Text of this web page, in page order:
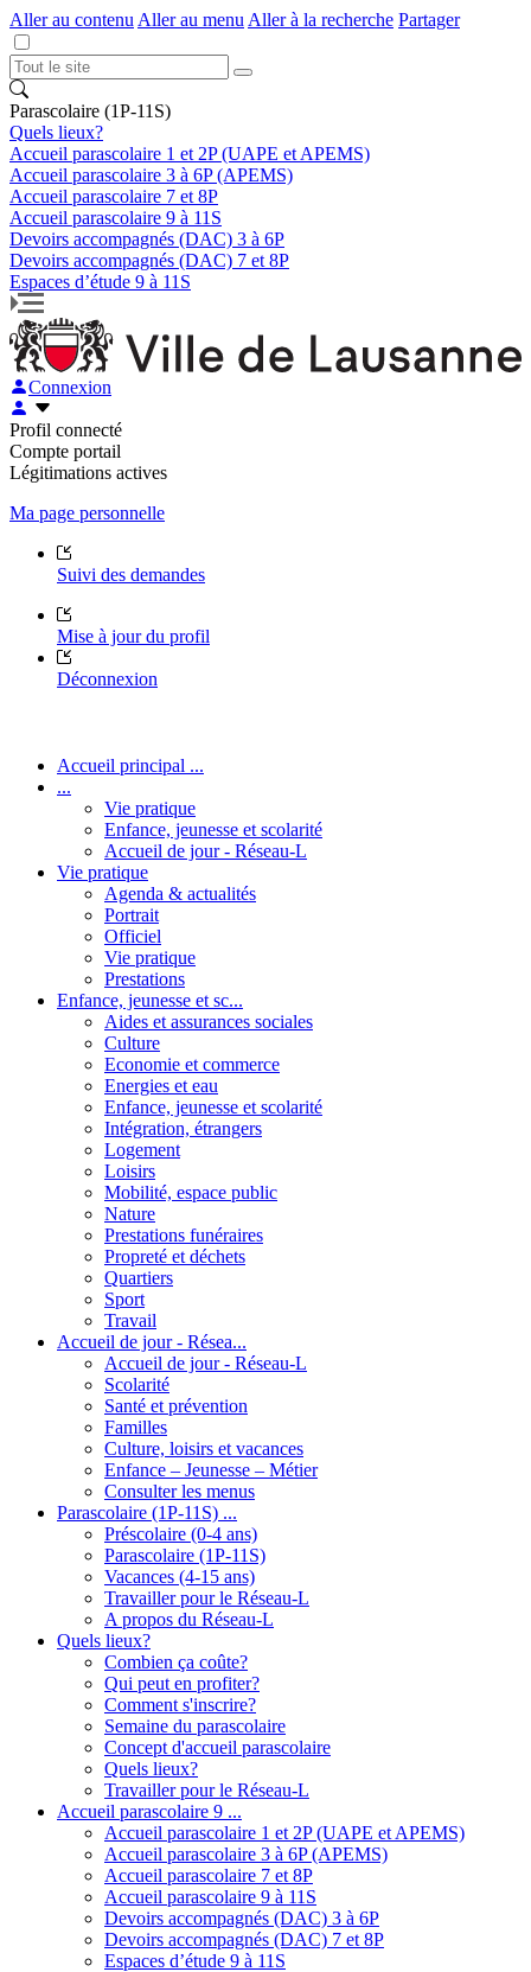
Aller au contenu Aller au menu Aller à la recherche Partager
Parascolaire (1P-11S)
Quels lieux?
Accueil parascolaire 1 et 2P (UAPE et APEMS)
Accueil parascolaire 3 à 6P (APEMS)
Accueil parascolaire 7 et 8P
Accueil parascolaire 9 à 11S
Devoirs accompagnés (DAC) 3 à 6P
Devoirs accompagnés (DAC) 7 et 8P
Espaces d’étude 9 à 11S
Connexion
Profil connecté
Compte portail
Légitimations actives
Ma page personnelle
Suivi des demandes
Mise à jour du profil
Déconnexion
Accueil principal ...
...
Vie pratique
Enfance, jeunesse et scolarité
Accueil de jour - Réseau-L
Vie pratique
Agenda & actualités
Portrait
Officiel
Vie pratique
Prestations
Enfance, jeunesse et sc...
Aides et assurances sociales
Culture
Economie et commerce
Energies et eau
Enfance, jeunesse et scolarité
Intégration, étrangers
Logement
Loisirs
Mobilité, espace public
Nature
Prestations funéraires
Propreté et déchets
Quartiers
Sport
Travail
Accueil de jour - Résea...
Accueil de jour - Réseau-L
Scolarité
Santé et prévention
Familles
Culture, loisirs et vacances
Enfance – Jeunesse – Métier
Consulter les menus
Parascolaire (1P-11S) ...
Préscolaire (0-4 ans)
Parascolaire (1P-11S)
Vacances (4-15 ans)
Travailler pour le Réseau-L
A propos du Réseau-L
Quels lieux?
Combien ça coûte?
Qui peut en profiter?
Comment s'inscrire?
Semaine du parascolaire
Concept d'accueil parascolaire
Quels lieux?
Travailler pour le Réseau-L
Accueil parascolaire 9 ...
Accueil parascolaire 1 et 2P (UAPE et APEMS)
Accueil parascolaire 3 à 6P (APEMS)
Accueil parascolaire 7 et 8P
Accueil parascolaire 9 à 11S
Devoirs accompagnés (DAC) 3 à 6P
Devoirs accompagnés (DAC) 7 et 8P
Espaces d’étude 9 à 11S